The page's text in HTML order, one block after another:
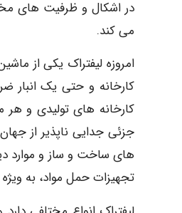
در اشکال و ظرفیت های
می کند.
امروزه لیفتراک یکی از
کارخانه و حتی یک انبار
کارخانه های تولیدی و هر
جزئی جدایی ناپذیر از
های ساخت و ساز و موارد
تجهیزات حمل مواد، به